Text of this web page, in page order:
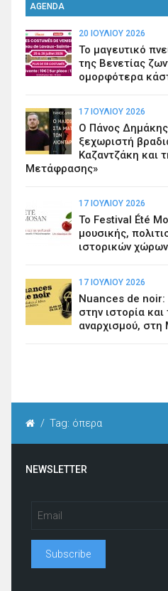
AGENDA
20 ΙΟΥΛΊΟΥ 2026
Το μαγευτικό
της Βενετίας
ομορφότερα
17 ΙΟΥΛΊΟΥ 2026
Ο Πάνος
ξεχωριστή
Καζαντζάκη και
Μετάφρασης»
17 ΙΟΥΛΊΟΥ 2026
Το Festival Été
μουσικής,
ιστορικών χώρων
17 ΙΟΥΛΊΟΥ 2026
Nuances de noir:
στην ιστορία και
αναρχισμού, στη
/ Tag: όπερα
NEWSLETTER